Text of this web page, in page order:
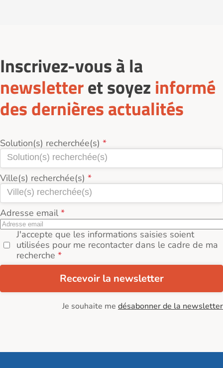
Inscrivez-vous à la
newsletteret soyez informé
des dernières actualités
Solution(s) recherchée(s)
Ville(s) recherchée(s)
Adresse email
J'accepte que les informations saisies soient
utilisées pour me recontacter dans le cadre de ma
recherche
Recevoir la newsletter
Je souhaite me désabonner de la newsletter